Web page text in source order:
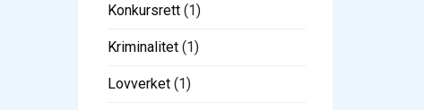
Konkursrett (1)
Kriminalitet (1)
Lovverket (1)